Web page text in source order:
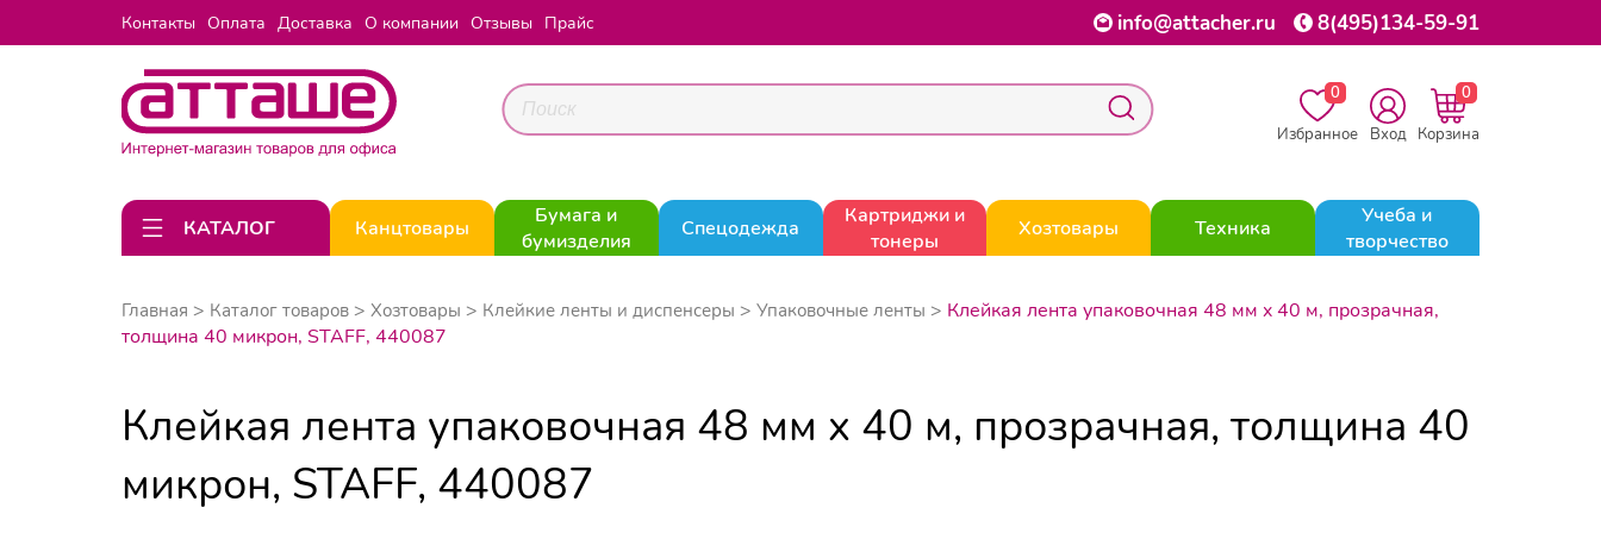
Контакты Оплата Доставка О компании Отзывы Прайс info@attacher.ru 8(495)134-59-91
0
Избранное
Вход
0
Корзина
КАТАЛОГ Канцтовары
Бумага и
бумизделия
Спецодежда
Картриджи и
тонеры
Хозтовары Техника
Учеба и
творчество
Главная Каталог товаров Хозтовары Клейкие ленты и диспенсеры Упаковочные ленты
Клейкая лента упаковочная 48 мм x 40 м, прозрачная,
толщина 40 микрон, STAFF, 440087
Клейкая лента упаковочная 48 мм x 40 м, прозрачная, толщина 40
микрон, STAFF, 440087